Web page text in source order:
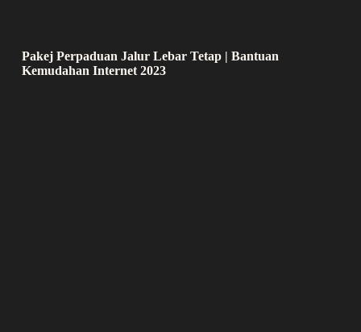
Pakej Perpaduan Jalur Lebar Tetap | Bantuan
Kemudahan Internet 2023